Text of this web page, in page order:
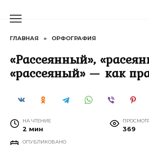
ГЛАВНАЯ » ОРФОГРАФИЯ
«Рассеянный»,
«рассеяный» — как
НА ЧТЕНИЕ
2 мин 369
ОПУБЛИКОВАНО